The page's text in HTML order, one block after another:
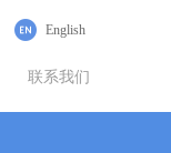
联系我们
English